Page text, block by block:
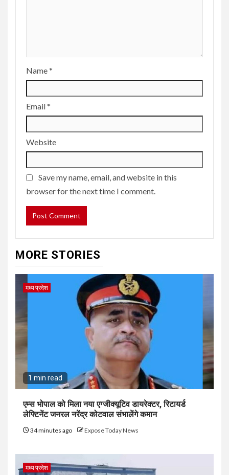
Name*
Email*
Website
Save my name, email, and website in this
browser for the next time I comment.
MORE STORIES
मध्य प्रदेश
1 min read
एम्स भोपाल को मिला नया एग्जीक्यूटिव डायरेक्टर, रिटायर्ड
लेफ्टिनेंट जनरल नरेंद्र कोटवाल संभालेंगे कमान
34 minutes ago Expose Today News
मध्य प्रदेश